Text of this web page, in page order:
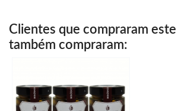
Clientes que compraram
também compraram: